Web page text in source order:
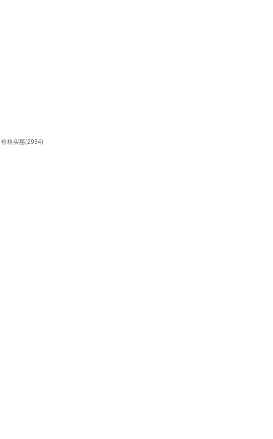
价格实惠(2934)